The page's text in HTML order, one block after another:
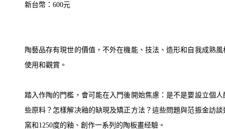
新台幣：600元
陶藝品存有現世的價值，不外在機能、技法、造形和自我成熟
使用和觀賞。
踏入作陶的門檻，會可能在入門後開始焦慮：是不是要設立個
些原料？怎樣解决釉的缺現及矯正方法？這些問題與范振金訪
窯和1250度的釉、創作一系列的陶板畫经驗。